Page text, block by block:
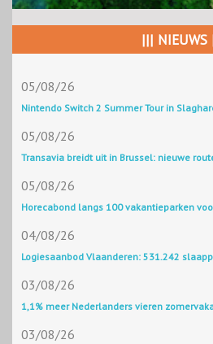
||| NIEUWS
05/08/26
Nintendo Switch 2 Summer Tour in
05/08/26
Transavia breidt uit in Brussel: nieuwe
05/08/26
Horecabond langs 100 vakantieparken
04/08/26
Logiesaanbod Vlaanderen: 531.242
03/08/26
1,1% meer Nederlanders vieren
03/08/26